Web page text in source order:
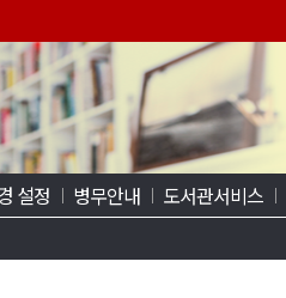
설정 병무안내 도서관서비스